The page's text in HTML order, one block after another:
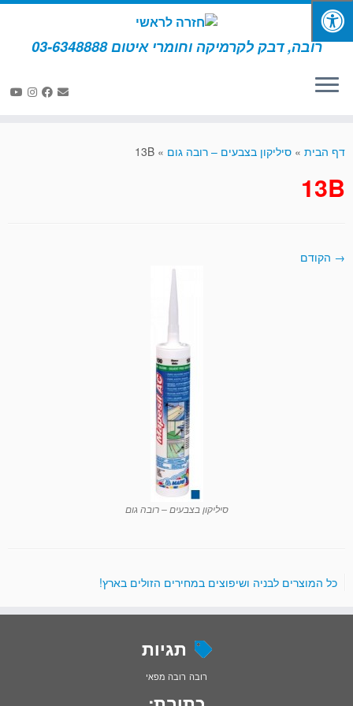
לתוכן
רובה, דבק לקרמיקה וחומרי איטום 03-6348888
דף הבית » סיליקון בצבעים – רובה גום »
13B
13B
→ הקודם
סיליקון בצבעים – רובה גום
כל המוצרים לבניה ושיפוצים במחירים הזולים בארץ!
תגיות
רובה רובה מפאי